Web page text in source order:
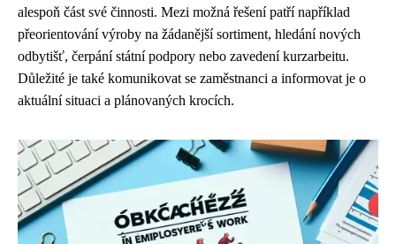
alespoň část své činnosti. Mezi možná řešení patří například
přeorientování výroby na žádanější sortiment, hledání nových
odbytišť, čerpání státní podpory nebo zavedení kurzarbeitu.
Důležité je také komunikovat se zaměstnanci a informovat je o
aktuální situaci a plánovaných krocích.